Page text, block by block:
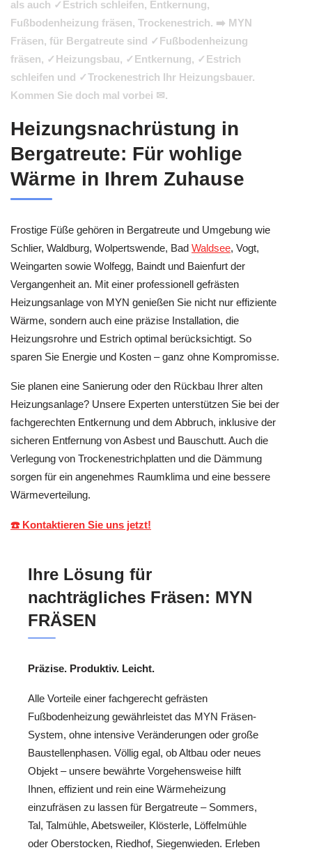
als auch ✓Estrich schleifen, Entkernung,
Fußbodenheizung fräsen, Trockenestrich. ➡️ MYN
Fräsen, für Bergatreute sind ✓Fußbodenheizung
fräsen, ✓Heizungsbau, ✓Entkernung, ✓Estrich
schleifen und ✓Trockenestrich Ihr Heizungsbauer.
Kommen Sie doch mal vorbei ✉.
Heizungsnachrüstung in
Bergatreute: Für wohlige
Wärme in Ihrem Zuhause
Frostige Füße gehören in Bergatreute und Umgebung wie
Schlier, Waldburg, Wolpertswende, Bad Waldsee, Vogt,
Weingarten sowie Wolfegg, Baindt und Baienfurt der
Vergangenheit an. Mit einer professionell gefrästen
Heizungsanlage von MYN genießen Sie nicht nur effiziente
Wärme, sondern auch eine präzise Installation, die
Heizungsrohre und Estrich optimal berücksichtigt. So
sparen Sie Energie und Kosten – ganz ohne Kompromisse.
Sie planen eine Sanierung oder den Rückbau Ihrer alten
Heizungsanlage? Unsere Experten unterstützen Sie bei der
fachgerechten Entkernung und dem Abbruch, inklusive der
sicheren Entfernung von Asbest und Bauschutt. Auch die
Verlegung von Trockenestrichplatten und die Dämmung
sorgen für ein angenehmes Raumklima und eine bessere
Wärmeverteilung.
☎️ Kontaktieren Sie uns jetzt!
Ihre Lösung für
nachträgliches Fräsen: MYN
FRÄSEN
Präzise. Produktiv. Leicht.
Alle Vorteile einer fachgerecht gefrästen
Fußbodenheizung gewährleistet das MYN Fräsen-
System, ohne intensive Veränderungen oder große
Baustellenphasen. Völlig egal, ob Altbau oder neues
Objekt – unsere bewährte Vorgehensweise hilft
Ihnen, effizient und rein eine Wärmeheizung
einzufräsen zu lassen für Bergatreute – Sommers,
Tal, Talmühle, Abetsweiler, Klösterle, Löffelmühle
oder Oberstocken, Riedhof, Siegenwieden. Erleben